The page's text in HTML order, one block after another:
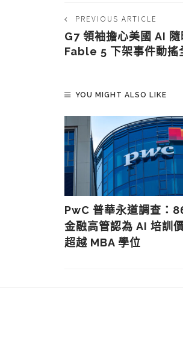
PREVIOUS ARTICLE
G7 領袖擔心美國 AI
Fable 5 下架事件動搖
YOU MIGHT ALSO LIKE
PwC 普華永道調查：
金融高管認為 AI 培訓
超越 MBA 學位